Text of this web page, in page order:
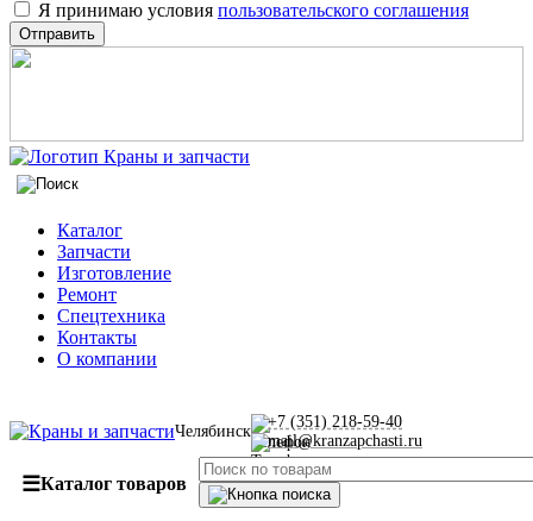
Я принимаю условия пользовательского соглашения
Отправить
Каталог
Запчасти
Изготовление
Ремонт
Спецтехника
Контакты
О компании
Челябинск
+7 (351) 218-59-40
mail@kranzapchasti.ru
☰Каталог товаров